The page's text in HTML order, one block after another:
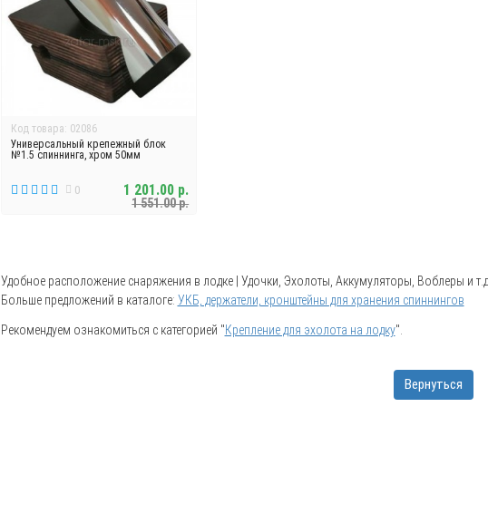
Код товара: 02086
Универсальный крепежный блок
№1.5 спиннинга, хром 50мм
0
1 551.00 р.
1 201.00 р.
Удобное расположение снаряжения в лодке | Удочки, Эхолоты, Аккумуляторы, Воблеры и
Больше предложений в каталоге: УКБ, держатели, кронштейны для хранения спиннингов
Рекомендуем ознакомиться с категорией "Крепление для эхолота на лодку".
Вернуться